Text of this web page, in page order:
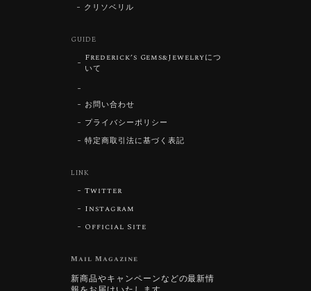
クリソベリル
GUIDE
Frederick’s Gems&Jewelryにつ
いて
お問い合わせ
プライバシーポリシー
特定商取引法に基づく表記
LINK
Twitter
Instagram
Official Site
Mail Magazine
新商品やキャンペーンなどの最新情